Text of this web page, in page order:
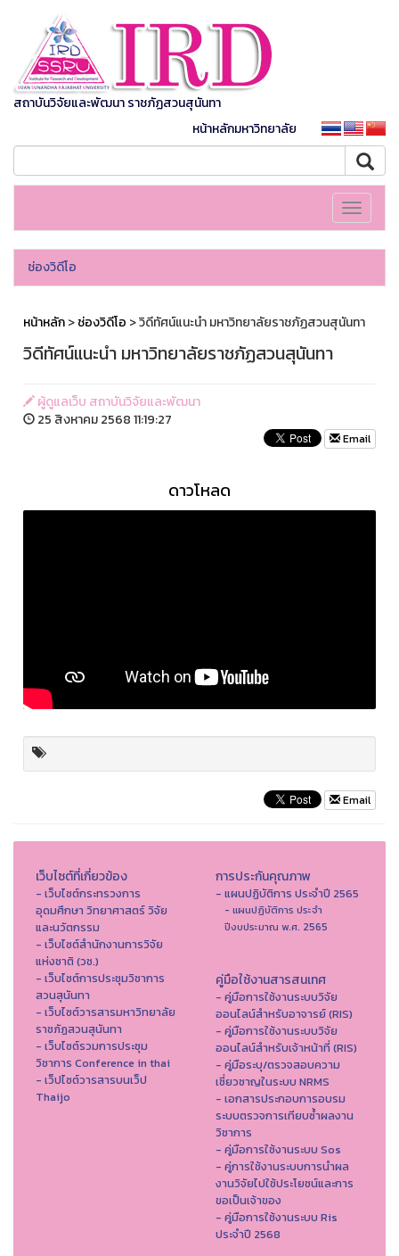
สถาบันวิจัยและพัฒนา ราชภัฏสวนสุนันทา
หน้าหลักมหาวิทยาลัย
Toggle
ช่องวิดีโอ
หน้าหลัก>ช่องวิดีโอ > วิดีทัศน์แนะนำ มหาวิทยาลัยราชภัฏสวนสุนันทา
วิดีทัศน์แนะนำ มหาวิทยาลัยราชภัฏสวนสุนันทา
ผู้ดูแลเว็บ สถาบันวิจัยและพัฒนา
25 สิงหาคม 2568 11:19:27
Email
ดาวโหลด
Email
เว็บไซต์ที่เกี่ยวข้อง
- เว็บไซต์กระทรวงการ
อุดมศึกษา วิทยาศาสตร์ วิจัย
และนวัตกรรม
- เว็บไซต์สำนักงานการวิจัย
แห่งชาติ (วช.)
- เว็บไซต์การประชุมวิชาการ
สวนสุนันทา
- เว็บไซต์วารสารมหาวิทยาลัย
ราชภัฏสวนสุนันทา
- เว็บไซต์รวมการประชุม
วิชาการ Conference in thai
- เว็ปไซต์วารสารบนเว็ป
Thaijo
การประกันคุณภาพ
- แผนปฏิบัติการ ประจำปี 2565
- แผนปฏิบัติการ ประจำ
ปีงบประมาณ พ.ศ. 2565
คู่มือใช้งานสารสนเทศ
- คู่มือการใช้งานระบบวิจัย
ออนไลน์สำหรับอาจารย์ (RIS)
- คู่มือการใช้งานระบบวิจัย
ออนไลน์สำหรับเจ้าหน้าที่ (RIS)
- คู่มือระบุ/ตรวจสอบความ
เชี่ยวชาญในระบบ NRMS
- เอกสารประกอบการอบรม
ระบบตรวจการเทียบซ้ำผลงาน
วิชาการ
- คู่มือการใช้งานระบบ Sos
- คู่การใช้งานระบบการนำผล
งานวิจัยไปใช้ประโยชน์และการ
ขอเป็นเจ้าของ
- คู่มือการใช้งานระบบ Ris
ประจำปี 2568